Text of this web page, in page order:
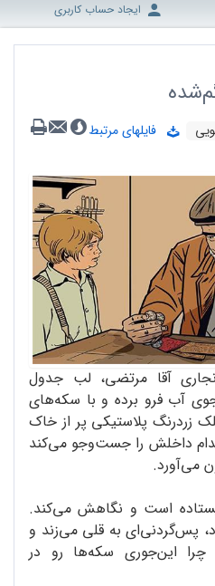
ایجاد حساب کاربری
فایلهای مرتبط
آقا مرتضی، لب جدول
آب فرو برده و با سکه‌های
پلاستیکی پر از خاک
داخلش را جست‌وجو می‌کند
می‌آورد.
است و نگاهش می‌کند.
پس‌گردنی‌ای به قلی می‌زند و
این‌جوری سکه‌ها رو در